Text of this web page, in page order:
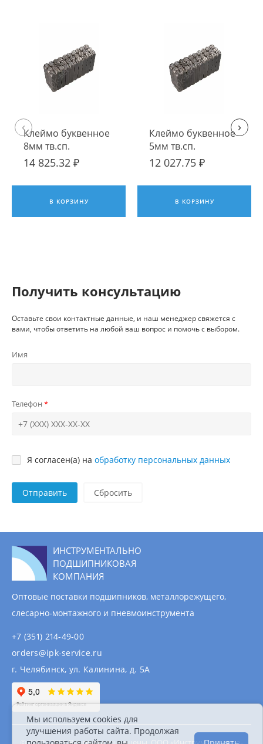
Клеймо буквенное
8мм тв.сп.
14 825.32 ₽
В КОРЗИНУ
Клеймо буквенное
5мм тв.сп.
12 027.75 ₽
В КОРЗИНУ
‹ ›
Получить консультацию
Оставьте свои контактные данные, и наш менеджер свяжется с
вами, чтобы ответить на любой ваш вопрос и помочь с выбором.
Имя
Телефон
Я согласен(а) на обработку персональных данных
Отправить
ИНСТРУМЕНТАЛЬНО
ПОДШИПНИКОВАЯ
КОМПАНИЯ
Оптовые поставки подшипников, металлорежущего,
слесарно-монтажного и пневмоинструмента
+7 (351) 214-49-00
orders@ipk-service.ru
г. Челябинск, ул. Калинина, д. 5А
Мы используем cookies для
улучшения работы сайта. Продолжая